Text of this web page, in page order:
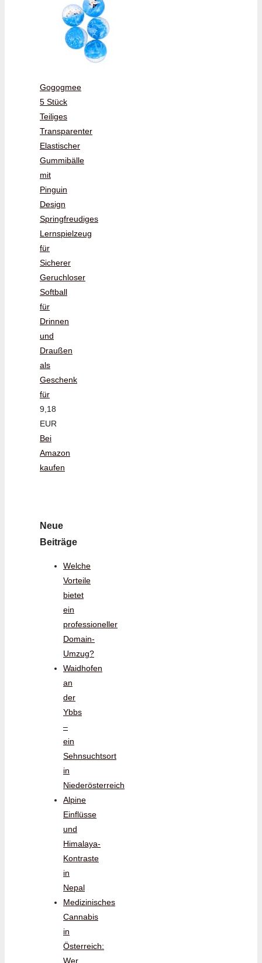
Gogogmee
5 Stück
Teiliges
Transparenter
Elastischer
Gummibälle
mit
Pinguin
Design
Springfreudiges
Lernspielzeug
für
Sicherer
Geruchloser
Softball
für
Drinnen
und
Draußen
als
Geschenk
für
9,18
EUR
Bei
Amazon
kaufen
Neue
Beiträge
Welche
Vorteile
bietet
ein
professioneller
Domain-
Umzug?
Waidhofen
an
der
Ybbs
–
ein
Sehnsuchtsort
in
Niederösterreich
Alpine
Einflüsse
und
Himalaya-
Kontraste
in
Nepal
Medizinisches
Cannabis
in
Österreich:
Wer